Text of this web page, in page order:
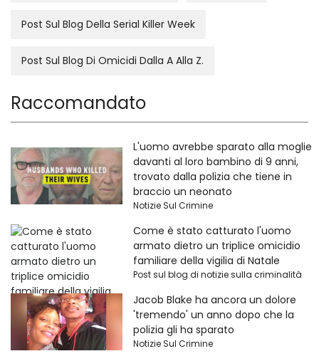
Post Sul Blog Della Serial Killer Week
Post Sul Blog Di Omicidi Dalla A Alla Z.
Raccomandato
L'uomo avrebbe sparato alla moglie
davanti al loro bambino di 9 anni,
trovato dalla polizia che tiene in
braccio un neonato
Notizie Sul Crimine
Come è stato catturato l'uomo
armato dietro un triplice omicidio
familiare della vigilia di Natale
Post sul blog di notizie sulla criminalità
Jacob Blake ha ancora un dolore
'tremendo' un anno dopo che la
polizia gli ha sparato
Notizie Sul Crimine